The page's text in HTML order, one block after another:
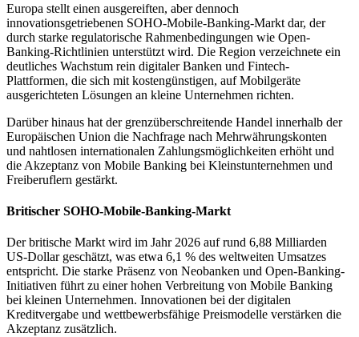
Europa stellt einen ausgereiften, aber dennoch
innovationsgetriebenen SOHO-Mobile-Banking-Markt dar, der
durch starke regulatorische Rahmenbedingungen wie Open-
Banking-Richtlinien unterstützt wird. Die Region verzeichnete ein
deutliches Wachstum rein digitaler Banken und Fintech-
Plattformen, die sich mit kostengünstigen, auf Mobilgeräte
ausgerichteten Lösungen an kleine Unternehmen richten.
Darüber hinaus hat der grenzüberschreitende Handel innerhalb der
Europäischen Union die Nachfrage nach Mehrwährungskonten
und nahtlosen internationalen Zahlungsmöglichkeiten erhöht und
die Akzeptanz von Mobile Banking bei Kleinstunternehmen und
Freiberuflern gestärkt.
Britischer SOHO-Mobile-Banking-Markt
Der britische Markt wird im Jahr 2026 auf rund 6,88 Milliarden
US-Dollar geschätzt, was etwa 6,1 % des weltweiten Umsatzes
entspricht. Die starke Präsenz von Neobanken und Open-Banking-
Initiativen führt zu einer hohen Verbreitung von Mobile Banking
bei kleinen Unternehmen. Innovationen bei der digitalen
Kreditvergabe und wettbewerbsfähige Preismodelle verstärken die
Akzeptanz zusätzlich.